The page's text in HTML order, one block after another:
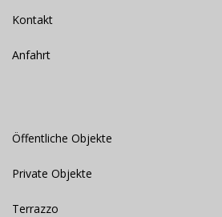
Kontakt
Anfahrt
Öffentliche Objekte
Private Objekte
Terrazzo